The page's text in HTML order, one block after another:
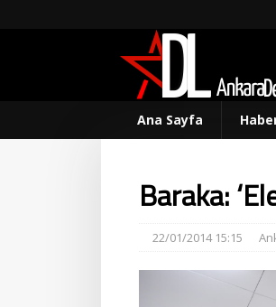
Ana Sayfa
Baraka:
22/01/2014 15:15